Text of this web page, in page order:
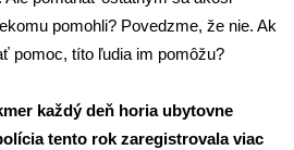
pomohli? Povedzme, že nie. Ak
pomoc, títo ľudia im pomôžu?
každý deň horia ubytovne
tento rok zaregistrovala viac